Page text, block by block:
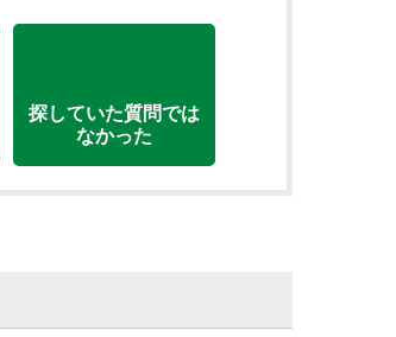
探していた質問では
なかった